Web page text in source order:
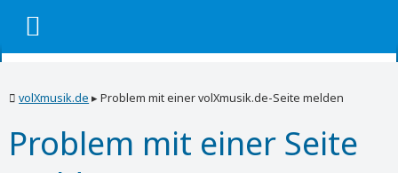
volXmusik.de ▸Problem mit einer volXmusik.de-Seite melden
Problem mit einer Seite